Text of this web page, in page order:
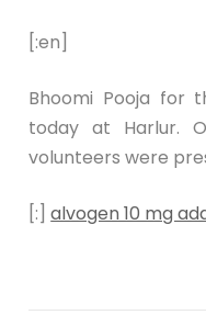
[:en]
Bhoomi Pooja for
today at Harlur.
volunteers were
[:]alvogen 10 mg